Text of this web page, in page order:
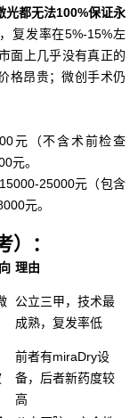
光都无法100%保证永
复发率在5%-15%左
面上几乎没有真正的
格昂贵；微创手术仍
元（不含术前检查
元。
25000元（包含
元。
）：
理由
公立三甲，技术最
成熟，复发率低
前者有miraDry设
备，后者新药度较
高